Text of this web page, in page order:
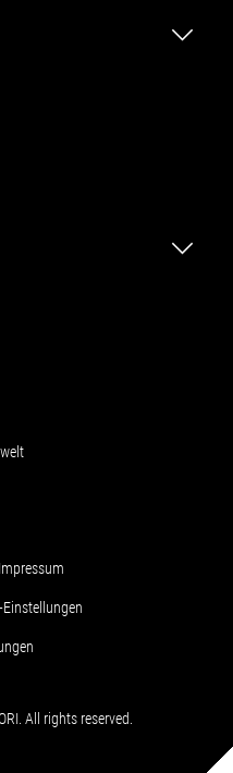
Impressum
Einstellungen
All rights reserved.